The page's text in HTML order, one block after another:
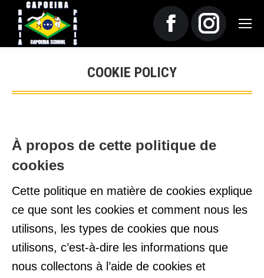
La
page
s'ouvre
une
nouvelle
La
s'ouvre
une
nouvelle
COOKIE POLICY
Vous êtes ici :
À propos de cette politique de
cookies
Cette politique en matière de cookies explique
ce que sont les cookies et comment nous les
utilisons, les types de cookies que nous
utilisons, c’est-à-dire les informations que
nous collectons à l’aide de cookies et